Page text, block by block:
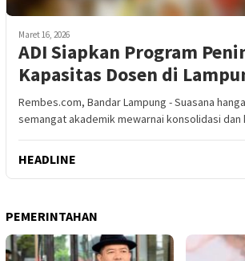
Maret 16, 2026
ADI Siapkan Program
Kapasitas Dosen di
Rembes.com, Bandar Lampung - Suasana
semangat akademik mewarnai konsolidasi
HEADLINE
PEMERINTAHAN